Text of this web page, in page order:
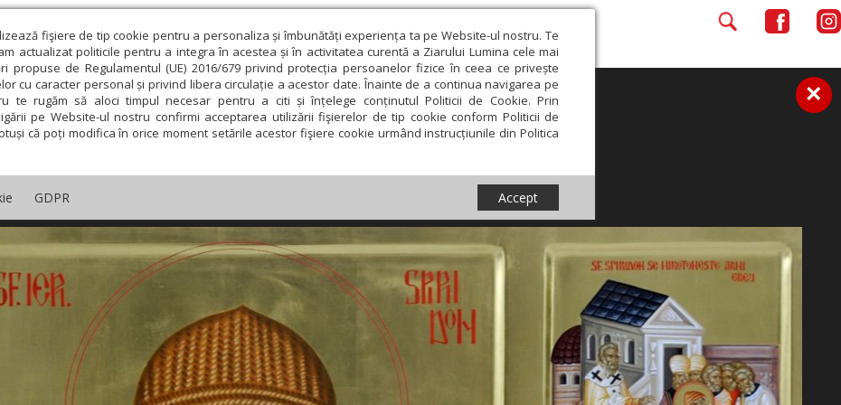
fişiere de tip cookie pentru a personaliza și îmbunătăți experiența ta pe Website-ul nostru. Te
actualizat politicile pentru a integra în acestea și în activitatea curentă a Ziarului Lumina cele mai
propuse de Regulamentul (UE) 2016/679 privind protecția persoanelor fizice în ceea ce privește
cu caracter personal și privind libera circulație a acestor date. Înainte de a continua navigarea pe
te rugăm să aloci timpul necesar pentru a citi și înțelege conținutul Politicii de Cookie. Prin
pe Website-ul nostru confirmi acceptarea utilizării fişierelor de tip cookie conform Politicii de
că poți modifica în orice moment setările acestor fişiere cookie urmând instrucțiunile din Politica
GDPR Accept
×